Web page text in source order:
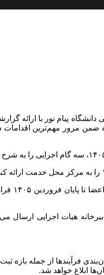
۲.
هیات اجرایی
فرآیندها از جمله بازه
ابلاغ خواهد شد.